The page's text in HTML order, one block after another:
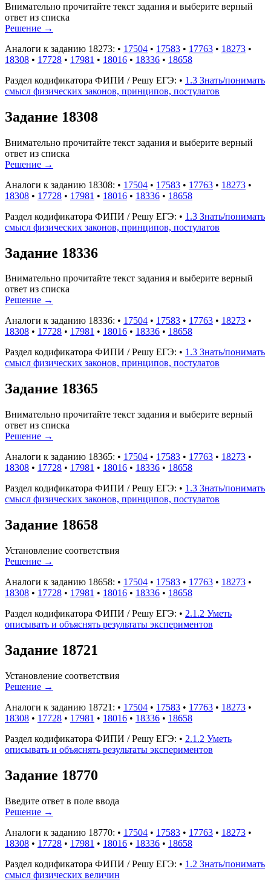
Внимательно прочитайте текст задания и выберите верный
ответ из списка
Решение →
Аналоги к заданию 18273: • 17504 • 17583 • 17763 • 18273 •
18308 • 17728 • 17981 • 18016 • 18336 • 18658
Раздел кодификатора ФИПИ / Решу ЕГЭ: • 1.3 Знать/понимать
смысл физических законов, принципов, постулатов
Задание 18308
Внимательно прочитайте текст задания и выберите верный
ответ из списка
Решение →
Аналоги к заданию 18308: • 17504 • 17583 • 17763 • 18273 •
18308 • 17728 • 17981 • 18016 • 18336 • 18658
Раздел кодификатора ФИПИ / Решу ЕГЭ: • 1.3 Знать/понимать
смысл физических законов, принципов, постулатов
Задание 18336
Внимательно прочитайте текст задания и выберите верный
ответ из списка
Решение →
Аналоги к заданию 18336: • 17504 • 17583 • 17763 • 18273 •
18308 • 17728 • 17981 • 18016 • 18336 • 18658
Раздел кодификатора ФИПИ / Решу ЕГЭ: • 1.3 Знать/понимать
смысл физических законов, принципов, постулатов
Задание 18365
Внимательно прочитайте текст задания и выберите верный
ответ из списка
Решение →
Аналоги к заданию 18365: • 17504 • 17583 • 17763 • 18273 •
18308 • 17728 • 17981 • 18016 • 18336 • 18658
Раздел кодификатора ФИПИ / Решу ЕГЭ: • 1.3 Знать/понимать
смысл физических законов, принципов, постулатов
Задание 18658
Установление соответствия
Решение →
Аналоги к заданию 18658: • 17504 • 17583 • 17763 • 18273 •
18308 • 17728 • 17981 • 18016 • 18336 • 18658
Раздел кодификатора ФИПИ / Решу ЕГЭ: • 2.1.2 Уметь
описывать и объяснять результаты экспериментов
Задание 18721
Установление соответствия
Решение →
Аналоги к заданию 18721: • 17504 • 17583 • 17763 • 18273 •
18308 • 17728 • 17981 • 18016 • 18336 • 18658
Раздел кодификатора ФИПИ / Решу ЕГЭ: • 2.1.2 Уметь
описывать и объяснять результаты экспериментов
Задание 18770
Введите ответ в поле ввода
Решение →
Аналоги к заданию 18770: • 17504 • 17583 • 17763 • 18273 •
18308 • 17728 • 17981 • 18016 • 18336 • 18658
Раздел кодификатора ФИПИ / Решу ЕГЭ: • 1.2 Знать/понимать
смысл физических величин